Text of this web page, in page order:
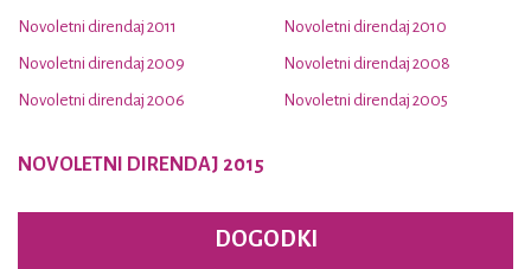
Novoletni direndaj 2011 Novoletni direndaj 2010
Novoletni direndaj 2009 Novoletni direndaj 2008
Novoletni direndaj 2006 Novoletni direndaj 2005
NOVOLETNI DIRENDAJ 2015
DOGODKI